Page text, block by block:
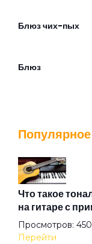
Блюз чих-пых
Блюз
В аду
В подвенечном
Популярное
Что такое
на гитаре с
Просмотров:
Перейти